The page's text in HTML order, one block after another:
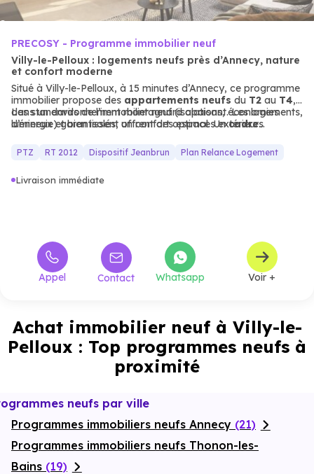
PRECOSY - Programme immobilier neuf
Villy-le-Pelloux : logements neufs près d’Annecy, nature
et confort moderne
Situé à Villy-le-Pelloux, à 15 minutes d’Annecy, ce programme
immobilier propose des appartements neufs du T2 au T4,
dans un environnement montagnard apaisant. Les logements,
lumineux et bien isolés, offrent des espaces extérieurs
Les standards de l’immobilier neuf (isolations, économies
d’énergie) garantissent un confort optimal. Uncadre
investissement locatif, entreproximitéurbaine et tranquillité.
PTZ RT 2012 Dispositif Jeanbrun Plan Relance Logement
Livraison immédiate
Appel Contact Whatsapp Voir +
Achat immobilier neuf à Villy-le-
Pelloux : Top programmes neufs à
proximité
neufs par ville
Programmes immobiliers neufs Annecy (21)
Programmes immobiliers neufs Thonon-les-
Bains (19)